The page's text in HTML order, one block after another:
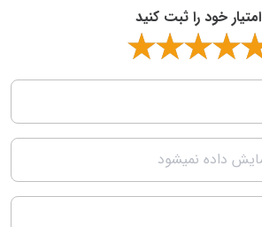
امتیار خود را ثبت کنید